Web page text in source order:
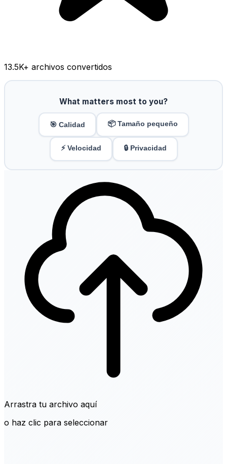
13.5K+ archivos convertidos
What matters most to you?
🎯 Calidad 📦 Tamaño pequeño
⚡ Velocidad 🔒 Privacidad
Arrastra tu archivo aquí
o haz clic para seleccionar